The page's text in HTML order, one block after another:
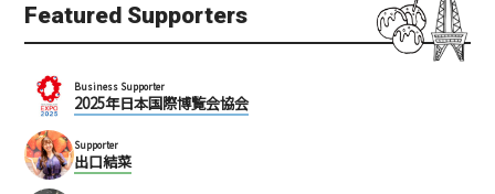
Featured Supporters
Business Supporter
2025年日本国際博覧会協会
Supporter
出口結菜